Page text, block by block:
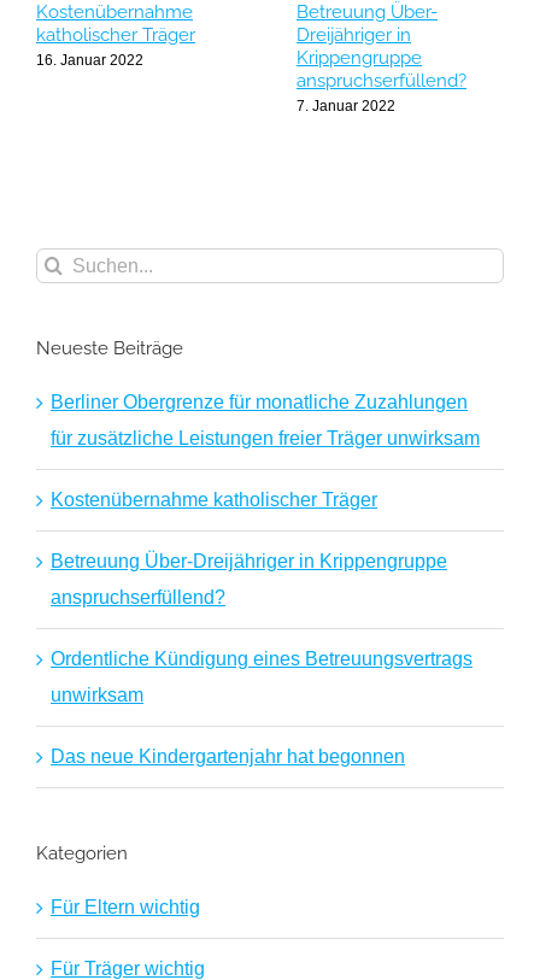
Kostenübernahme
katholischer Träger
16. Januar 2022
Betreuung Über-
Dreijähriger in
Krippengruppe
anspruchserfüllend?
7. Januar 2022
Suche
Neueste Beiträge
Berliner Obergrenze für monatliche Zuzahlungen
für zusätzliche Leistungen freier Träger unwirksam
Kostenübernahme katholischer Träger
Betreuung Über-Dreijähriger in Krippengruppe
anspruchserfüllend?
Ordentliche Kündigung eines Betreuungsvertrags
unwirksam
Das neue Kindergartenjahr hat begonnen
Kategorien
Für Eltern wichtig
Für Träger wichtig